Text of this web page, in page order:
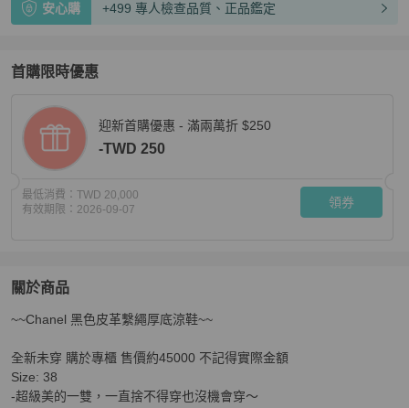
安心購 +499 專人檢查品質、正品鑑定
首購限時優惠
迎新首購優惠 - 滿兩萬折 $250
-TWD 250
最低消費： TWD 20,000
有效期限： 2026-09-07 領券
關於商品
關於~~Chanel 黑色皮革繫繩厚底涼鞋~~
~~Chanel 黑色皮革繫繩厚底涼鞋~~
全新未穿 購於專櫃 售價約45000 不記得實際金額
Size: 38
-超級美的一雙，一直捨不得穿也沒機會穿～